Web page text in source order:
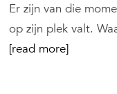
Er zijn van die
op zijn plek valt.
[read more]